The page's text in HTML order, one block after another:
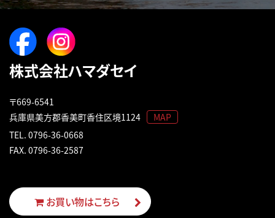
株式会社ハマダセイ
〒669-6541
兵庫県美方郡香美町香住区境1124
MAP
TEL. 0796-36-0668
FAX. 0796-36-2587
お買い物はこちら